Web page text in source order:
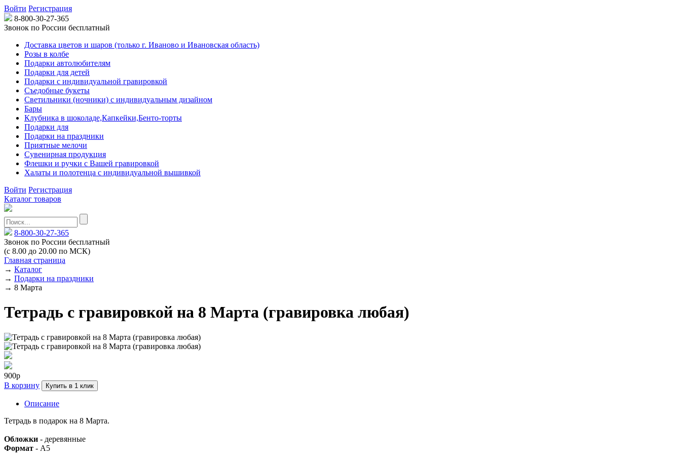
Войти Регистрация
8-800-30-27-365
Звонок по России бесплатный
Доставка цветов и шаров (только г. Иваново и Ивановская область)
Розы в колбе
Подарки автолюбителям
Подарки для детей
Подарки с индивидуальной гравировкой
Съедобные букеты
Светильники (ночники) с индивидуальным дизайном
Бары
Клубника в шоколаде,Капкейки,Бенто-торты
Подарки для
Подарки на праздники
Приятные мелочи
Сувенирная продукция
Флешки и ручки с Вашей гравировкой
Халаты и полотенца с индивидуальной вышивкой
Войти Регистрация
Каталог товаров
8-800-30-27-365
Звонок по России бесплатный
(с 8.00 до 20.00 по МСК)
Главная страница
→ Каталог
→ Подарки на праздники
→ 8 Марта
Тетрадь с гравировкой на 8 Марта (гравировка любая)
900р
В корзину
Купить в 1 клик
Описание
Тетрадь в подарок на 8 Марта.
Обложки - деревянные
Формат - А5